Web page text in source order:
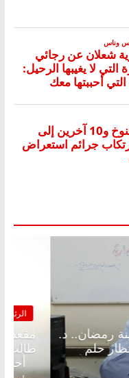
بلا زينة رمضان.. د.
في انتظار حلم